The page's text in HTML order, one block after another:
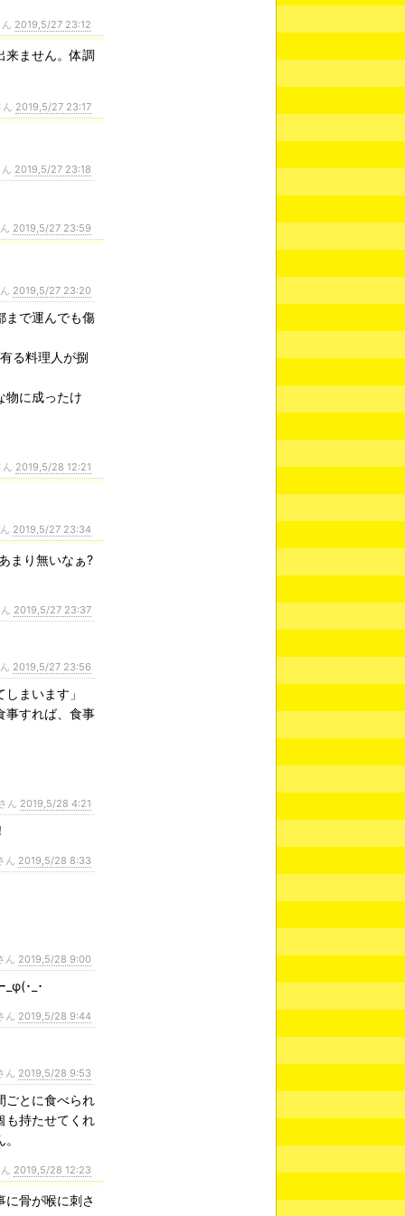
2019,5/27 23:12
来ません。体調
2019,5/27 23:17
2019,5/27 23:18
2019,5/27 23:59
2019,5/27 23:20
まで運んでも傷
る料理人が捌
物に成ったけ
2019,5/28 12:21
2019,5/27 23:34
まり無いなぁ?
2019,5/27 23:37
2019,5/27 23:56
まいます」
事すれば、食事
ん 2019,5/28 4:21
ん 2019,5/28 8:33
ん 2019,5/28 9:00
･_･
ん 2019,5/28 9:44
ん 2019,5/28 9:53
ごとに食べられ
も持たせてくれ
2019,5/28 12:23
骨が喉に刺さ